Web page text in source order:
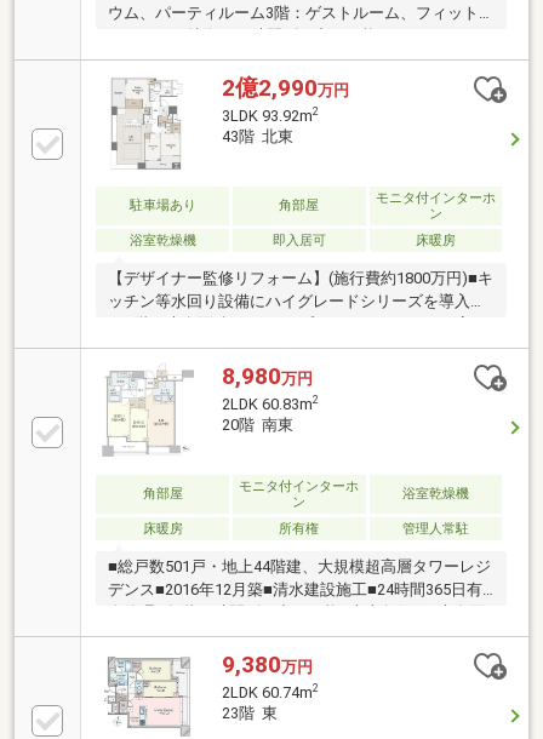
ウム、パーティルーム3階：ゲストルーム、フィット
ネスジム＜特徴＞24時間ゴミ出し可能、ウォ―クイン
クローゼット、浴室乾燥、角住戸、追い炊き機能、シ
ステムキッチン、食器洗浄機、温水洗浄便座、ディス
ポーザーＴＶモニターホン、宅配ＢＯＸ、敷地内ゴミ
置き場、シューズインクローゼットミストサウナ、オ
ートロック、24時間換気システム、ペット可、高層階
専有面積にはトランクルーム面積1.66平米を含みま
す。ペットの飼育細則等については問い合わせくださ
2億2,990万円
3LDK 93.92m2
43階 北東
駐車場あり 角部屋
モニタ付インターホ
ン
浴室乾燥機
即入居可 床暖房
【デザイナー監修リフォーム】(施行費約1800万円)■キ
ッチン等水回り設備にハイグレードシリーズを導入
■43階・専有面積93.92㎡のプレミアムフロアの一室
を、デザイナー監修リフォームでさらに特別な空間へ
と仕上げました。リビングダイニングにはFIX窓が採用
されており、さらにリビングドアをガラス扉に変更。
高級感に加え、開放感も溢れる室内になっています。
◎弊社売主・空家のためいつでも内覧可能です
♪◎【リフォーム内容】(一部抜粋)クロス張替/タイル
上張り/キッチン、ユニットバス、洗面台、トイレ新
調/間接照明、ダウンライト新調/パントリー、廊下ニ
ッチ新設/リビング建具新調
8,980万円
2LDK 60.83m2
20階 南東
角部屋
モニタ付インターホ
ン
浴室乾燥機
床暖房 所有権 管理人常駐
■総戸数501戸・地上44階建、大規模超高層タワーレジ
デンス■2016年12月築■清水建設施工■24時間365日有
人管理■各階24時間ゴミ出し可能■南東角住戸■専有面
積60.83㎡ーーー共用施設ーーー3F■ゲストルーム×2部
屋■フィットネスジム42F■スカイラウンジ■スカイアト
リウム■パーティルーム
9,380万円
2LDK 60.74m2
23階 東